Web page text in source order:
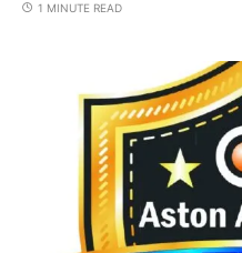
1 MINUTE READ